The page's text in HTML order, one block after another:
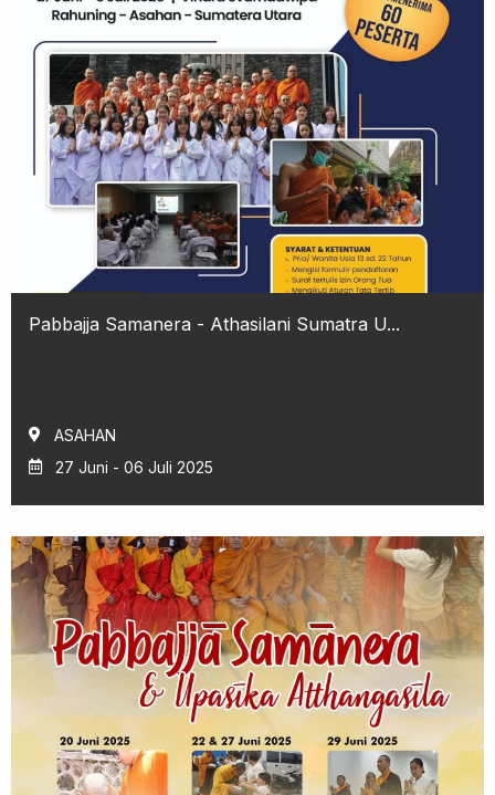
Pabbajja Samanera - Athasilani Sumatra U...
ASAHAN
27 Juni - 06 Juli 2025